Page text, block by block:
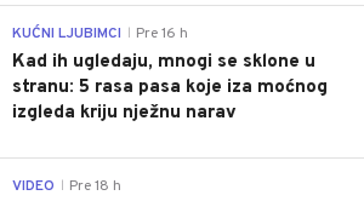
KUĆNI LJUBIMCI Pre 16 h
Kad ih ugledaju, mnogi se sklone u
stranu: 5 rasa pasa koje iza moćnog
izgleda kriju nježnu narav
VIDEO Pre 18 h